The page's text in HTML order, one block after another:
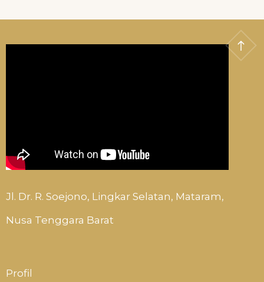
Jl. Dr. R. Soejono, Lingkar Selatan, Mataram,
Nusa Tenggara Barat
Profil